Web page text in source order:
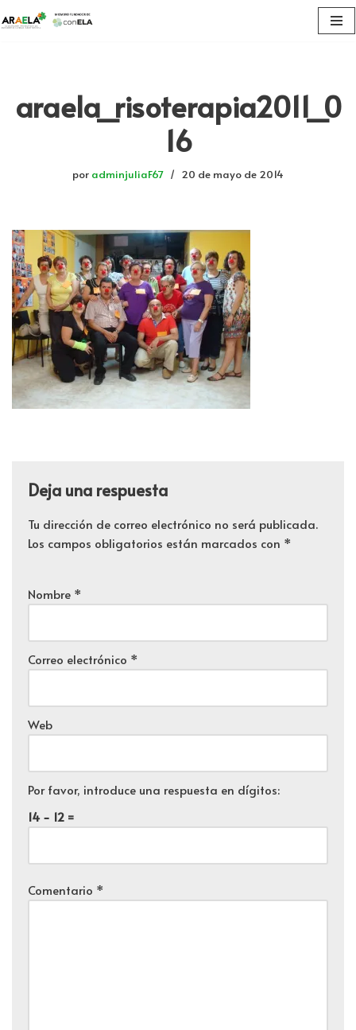
araela_risoterapia2011_0
16
por adminjuliaF67 20 de mayo de 2014
Deja una respuesta
Tu dirección de correo electrónico no será publicada.
Los campos obligatorios están marcados con *
Nombre *
Correo electrónico *
Web
Por favor, introduce una respuesta en dígitos:
14 − 12 =
Comentario *